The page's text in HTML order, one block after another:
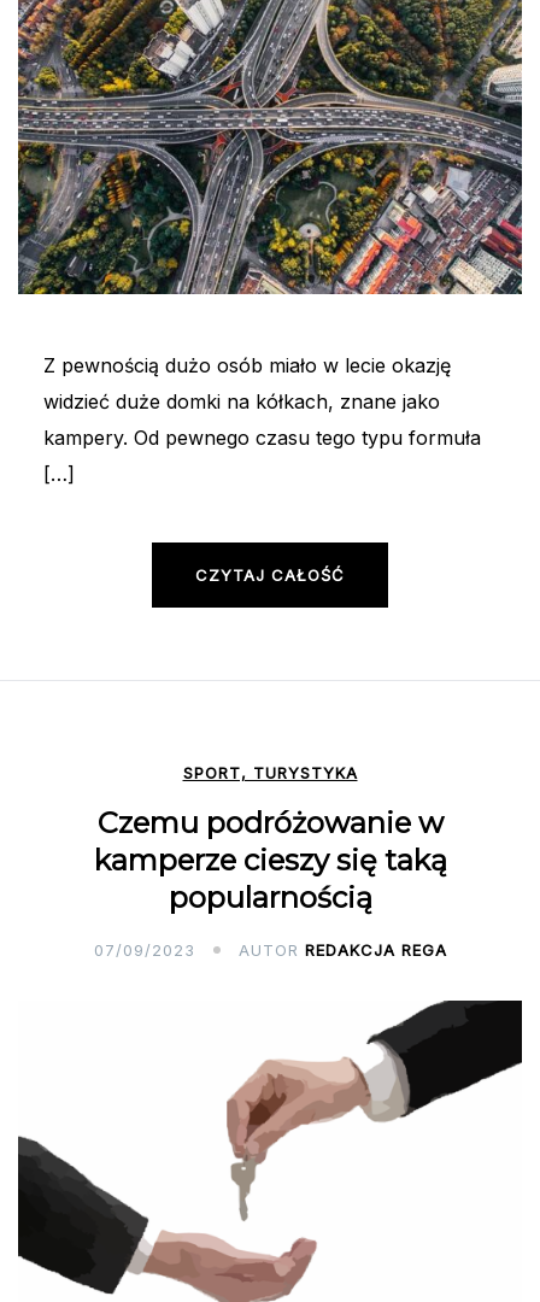
Z pewnością dużo osób miało w lecie okazję
widzieć duże domki na kółkach, znane jako
kampery. Od pewnego czasu tego typu formuła
[…]
CZYTAJ CAŁOŚĆ
SPORT, TURYSTYKA
Czemu podróżowanie w
kamperze cieszy się taką
popularnością
07/09/2023 AUTOR REDAKCJA REGA